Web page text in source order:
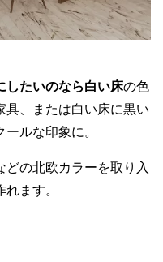
したいのなら白い床の色
具、または白い床に黒い
ルな印象に。
の北欧カラーを取り入
ます。